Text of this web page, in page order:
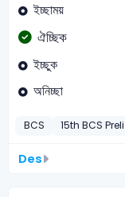
ইচ্ছাময়
ঐচ্ছিক
ইচ্ছুক
অনিচ্ছা
BCS 15th BCS Preli
Des